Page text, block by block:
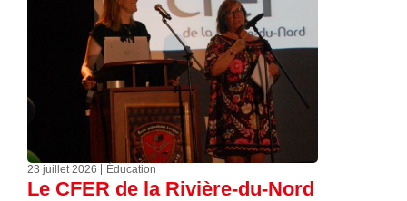
23 juillet 2026 Éducation
Le CFER de la Rivière-du-Nord